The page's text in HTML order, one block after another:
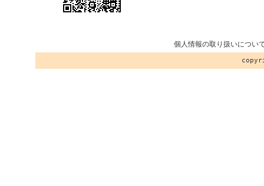
個人情報の取り扱いについ